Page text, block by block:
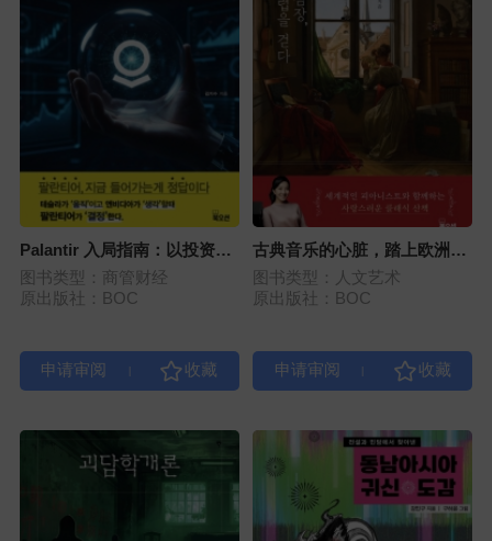
Palantir 入局指南：以投资逻
辑深度解析未来企业
图书类型：商管财经
原出版社：BOC
古典音乐的心脏，踏上欧洲的
旅程
图书类型：人文艺术
原出版社：BOC